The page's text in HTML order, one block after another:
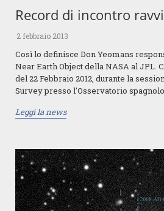
Record di incontro
2 febbraio 2013
Così lo definisce Don Yeomans
Near Earth Object della NASA al JPL.
del 22 Febbraio 2012, durante la
Survey presso l'Osservatorio
Leggi la news